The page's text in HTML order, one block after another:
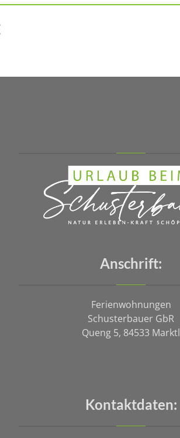
Anschrift:
Ferienwohnungen
Schusterbauer GbR
Queng 5, 84533 Marktl
Kontaktdaten: